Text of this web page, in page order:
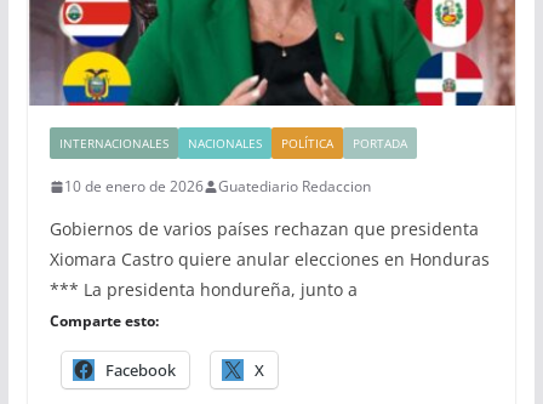
INTERNACIONALES NACIONALES POLÍTICA PORTADA
10 de enero de 2026 Guatediario Redaccion
Gobiernos de varios países rechazan que presidenta
Xiomara Castro quiere anular elecciones en Honduras
*** La presidenta hondureña, junto a
Comparte esto:
Facebook X